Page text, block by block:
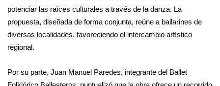
potenciar las raíces culturales a través de la danza. La
propuesta, diseñada de forma conjunta, reúne a bailarines de
diversas localidades, favoreciendo el intercambio artístico
regional.
Por su parte, Juan Manuel Paredes, integrante del Ballet